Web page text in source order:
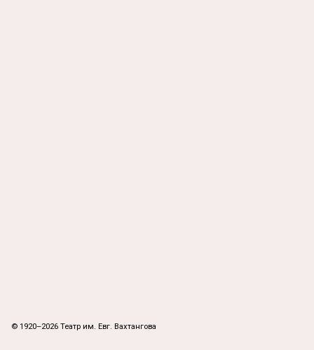
© 1920–2026 Театр им. Евг. Вахтангова